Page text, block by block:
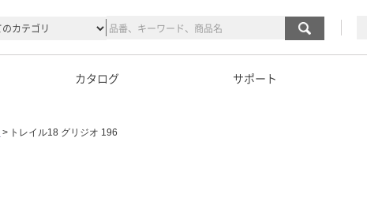
マイページ
カート
カタログ サポート
トレイル18 グリジオ 196